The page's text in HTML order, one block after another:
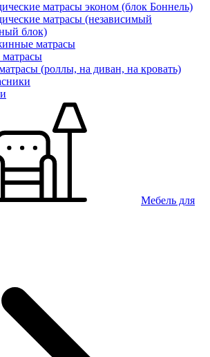
матрасы эконом (блок Боннель)
матрасы (независимый
блок)
матрасы
матрасы
(роллы, на диван, на кровать)
Мебель для